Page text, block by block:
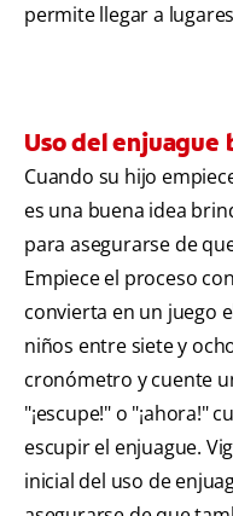
permite llegar a
Uso del enjuague
Cuando su hijo
es una buena idea
para asegurarse de
Empiece el proceso
convierta en un juego
niños entre siete y
cronómetro y cuente
"¡escupe!" o "¡ahora!"
escupir el enjuague.
inicial del uso de